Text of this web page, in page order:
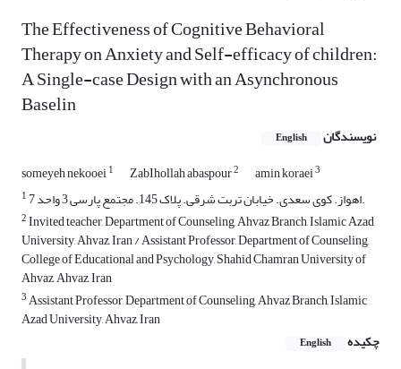
The Effectiveness of Cognitive Behavioral
Therapy on Anxiety and Self-efficacy of children:
A Single-case Design with an Asynchronous
Baselin
نویسندگان English
someyeh nekooei1 ZabIhollah abaspour2 amin koraei3
1
اهواز. کوی سعدی. خیابان تربت شرقی. پلاک 145. مجتمع پارسی 3 واحد 7.
2Invited teacher, Department of Counseling, Ahvaz Branch, Islamic Azad
University, Ahvaz, Iran / Assistant Professor, Department of Counseling,
College of Educational and Psychology, Shahid Chamran University of
Ahvaz, Ahvaz, Iran
3Assistant Professor, Department of Counseling, Ahvaz Branch, Islamic
Azad University, Ahvaz, Iran
چکیده
English